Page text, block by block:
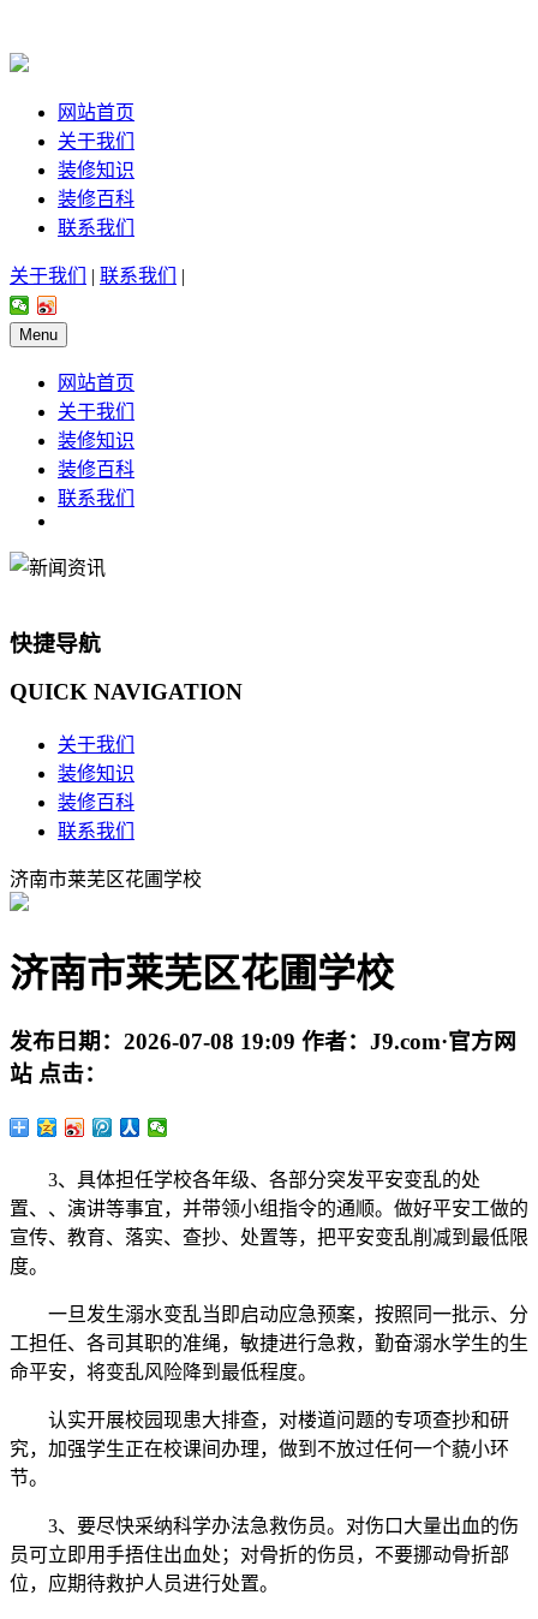
网站首页
关于我们
装修知识
装修百科
联系我们
关于我们 | 联系我们 |
Menu
网站首页
关于我们
装修知识
装修百科
联系我们
快捷导航
QUICK NAVIGATION
关于我们
装修知识
装修百科
联系我们
济南市莱芜区花圃学校
济南市莱芜区花圃学校
发布日期： 2026-07-08 19:09 作者： J9.com·官方网
站 点击：
3、具体担任学校各年级、各部分突发平安变乱的处
置、、演讲等事宜，并带领小组指令的通顺。做好平安工做的
宣传、教育、落实、查抄、处置等，把平安变乱削减到最低限
度。
一旦发生溺水变乱当即启动应急预案，按照同一批示、分
工担任、各司其职的准绳，敏捷进行急救，勤奋溺水学生的生
命平安，将变乱风险降到最低程度。
认实开展校园现患大排查，对楼道问题的专项查抄和研
究，加强学生正在校课间办理，做到不放过任何一个藐小环
节。
3、要尽快采纳科学办法急救伤员。对伤口大量出血的伤
员可立即用手捂住出血处；对骨折的伤员，不要挪动骨折部
位，应期待救护人员进行处置。